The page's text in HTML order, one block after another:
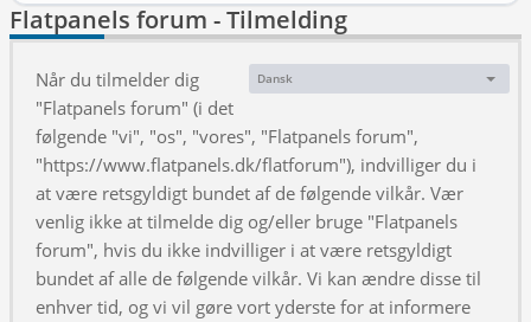
Flatpanels forum - Tilmelding
Sprog:
Dansk
Når du tilmelder dig
"Flatpanels forum" (i det
følgende "vi", "os", "vores", "Flatpanels forum",
"https://www.flatpanels.dk/flatforum"), indvilliger du i
at være retsgyldigt bundet af de følgende vilkår. Vær
venlig ikke at tilmelde dig og/eller bruge "Flatpanels
forum", hvis du ikke indvilliger i at være retsgyldigt
bundet af alle de følgende vilkår. Vi kan ændre disse til
enhver tid, og vi vil gøre vort yderste for at informere